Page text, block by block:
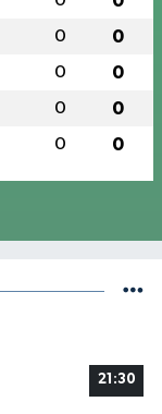
0 0
0 0
0 0
0 0
21:30